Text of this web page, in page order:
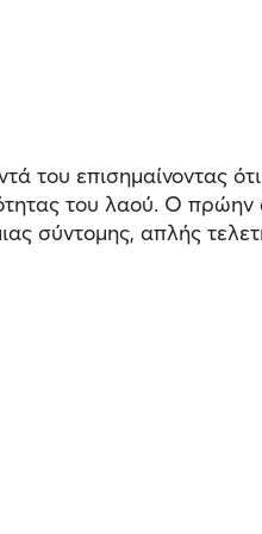
επισημαίνοντας ότι
του λαού. Ο πρώην
σύντομης, απλής